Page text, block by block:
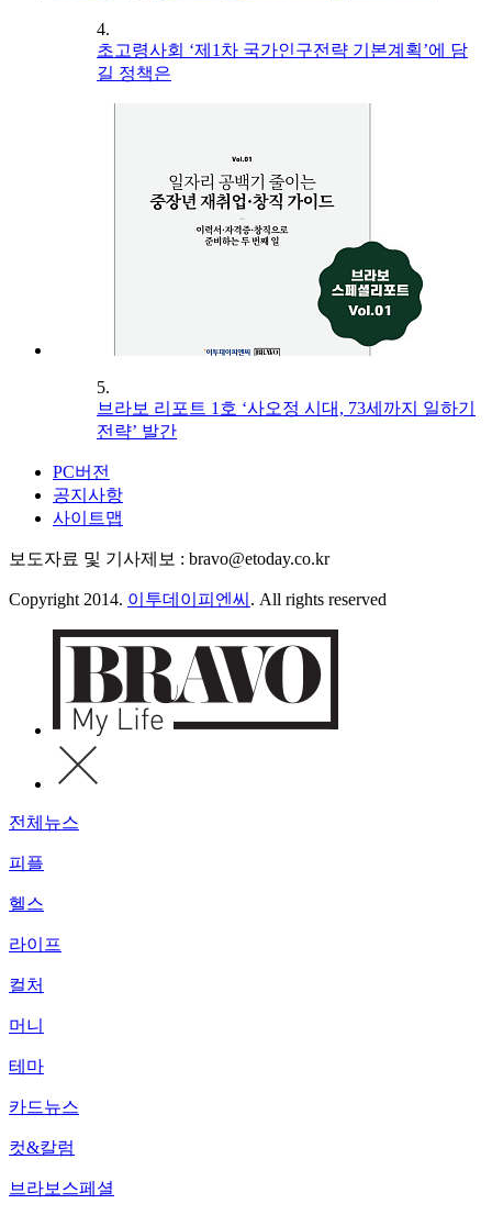
4.
초고령사회 ‘제1차 국가인구전략 기본계획’에 담
길 정책은
5.
브라보 리포트 1호 ‘사오정 시대, 73세까지 일하기
전략’ 발간
PC버전
공지사항
사이트맵
보도자료 및 기사제보 : bravo@etoday.co.kr
Copyright 2014. 이투데이피엔씨 . All rights reserved
전체뉴스
피플
헬스
라이프
컬처
머니
테마
카드뉴스
컷&칼럼
브라보스페셜